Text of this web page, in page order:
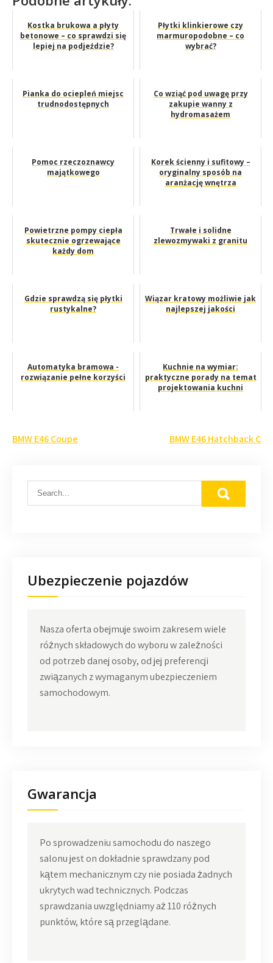
Kostka brukowa a płyty
betonowe – co sprawdzi się
lepiej na podjeździe?
Płytki klinkierowe czy
marmuropodobne – co
wybrać?
Pianka do ociepleń miejsc
trudnodostępnych
Co wziąć pod uwagę przy
zakupie wanny z
hydromasażem
Pomoc rzeczoznawcy
majątkowego
Korek ścienny i sufitowy –
oryginalny sposób na
aranżację wnętrza
Powietrzne pompy ciepła
skutecznie ogrzewające
każdy dom
Trwałe i solidne
zlewozmywaki z granitu
Gdzie sprawdzą się płytki
rustykalne?
Wiązar kratowy możliwie jak
najlepszej jakości
Automatyka bramowa -
rozwiązanie pełne korzyści
Kuchnie na wymiar:
praktyczne porady na temat
projektowania kuchni
Nawigacja
BMW E46 Coupe BMW E46 Hatchback C
Ubezpieczenie pojazdów
Nasza oferta obejmuje swoim zakresem wiele
różnych składowych do wyboru w zależności
od potrzeb danej osoby, od jej preferencji
związanych z wymaganym ubezpieczeniem
samochodowym.
Gwarancja
Po sprowadzeniu samochodu do naszego
salonu jest on dokładnie sprawdzany pod
kątem mechanicznym czy nie posiada żadnych
ukrytych wad technicznych. Podczas
sprawdzania uwzględniamy aż 110 różnych
punktów, które są przeglądane.